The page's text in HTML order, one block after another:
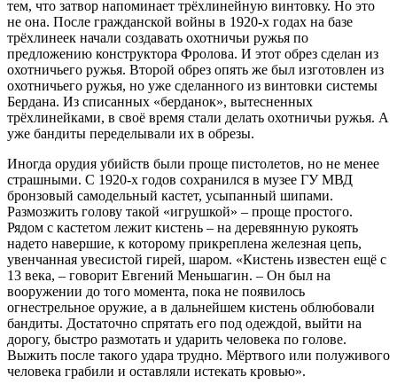
тем, что затвор напоминает трёхлинейную винтовку. Но это
не она. После гражданской войны в 1920-х годах на базе
трёхлинеек начали создавать охотничьи ружья по
предложению конструктора Фролова. И этот обрез сделан из
охотничьего ружья. Второй обрез опять же был изготовлен из
охотничьего ружья, но уже сделанного из винтовки системы
Бердана. Из списанных «берданок», вытесненных
трёхлинейками, в своё время стали делать охотничьи ­ружья. А
уже бандиты переделывали их в обрезы.
Иногда орудия убийств были проще пистолетов, но не менее
страшными. С 1920-х годов сохранился в музее ГУ МВД
бронзовый самодельный кастет, усыпанный шипами.
Размозжить голову такой «игрушкой» – проще простого.
Рядом с кастетом лежит кистень – на деревянную рукоять
надето навершие, к которому прикреплена железная цепь,
увенчанная увесистой гирей, шаром. «Кистень известен ещё с
13 века, – говорит Евгений Меньшагин. – Он был на
вооружении до того момента, пока не появилось
огнестрельное оружие, а в дальнейшем кистень облюбовали
бандиты. Достаточно спрятать его под одеждой, выйти на
дорогу, быстро размотать и ударить человека по голове.
Выжить после такого удара трудно. Мёртвого или полуживого
человека грабили и оставляли истекать кровью».